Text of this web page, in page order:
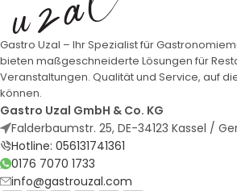
Gastro Uzal – Ihr Spezialist für
bieten maßgeschneiderte Lösungen für
Veranstaltungen. Qualität und Service, auf
können.
Gastro Uzal GmbH & Co. KG
Falderbaumstr. 25, DE-34123 Kassel /
Hotline: 056131741361
0176 7070 1733
info@gastrouzal.com